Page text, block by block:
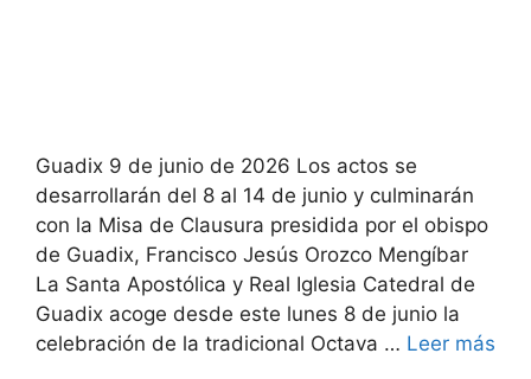
Guadix 9 de junio de 2026 Los actos se
desarrollarán del 8 al 14 de junio y culminarán
con la Misa de Clausura presidida por el obispo
de Guadix, Francisco Jesús Orozco Mengíbar
La Santa Apostólica y Real Iglesia Catedral de
Guadix acoge desde este lunes 8 de junio la
celebración de la tradicional Octava … Leer más